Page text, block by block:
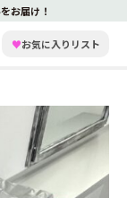
お届け！
♥お気に入りリスト